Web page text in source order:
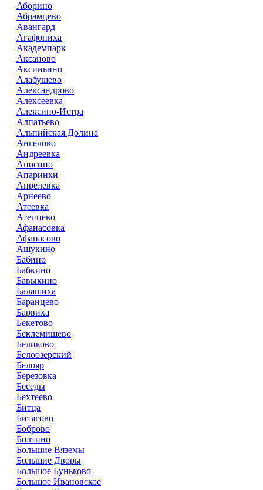
Аборино
Абрамцево
Авангард
Агафониха
Академпарк
Аксаново
Аксиньино
Алабушево
Александрово
Алексеевка
Алексино-Истра
Алпатьево
Альпийская Долина
Ангелово
Андреевка
Аносино
Апаринки
Апрелевка
Арнеево
Атеевка
Атепцево
Афанасовка
Афанасово
Ашукино
Бабино
Бабкино
Бавыкино
Балашиха
Баранцево
Барвиха
Бекетово
Беклемишево
Беликово
Белоозерский
Белояр
Березовка
Беседы
Бехтеево
Битца
Битягово
Боброво
Болтино
Большие Вяземы
Большие Дворы
Большое Буньково
Большое Ивановское